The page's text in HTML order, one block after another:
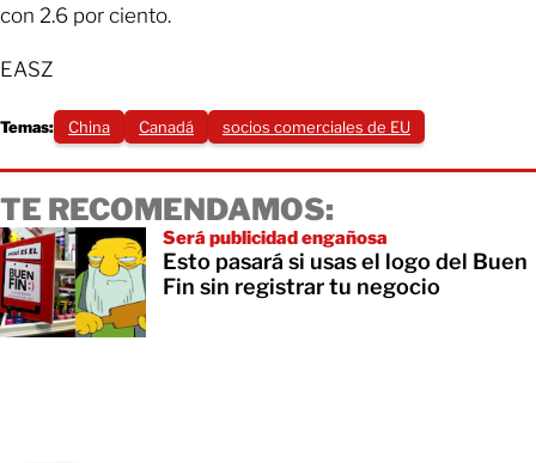
con 2.6 por ciento.
EASZ
Temas: China Canadá socios comerciales de EU
TE RECOMENDAMOS:
Será publicidad engañosa
Esto pasará si usas el logo del Buen
Fin sin registrar tu negocio